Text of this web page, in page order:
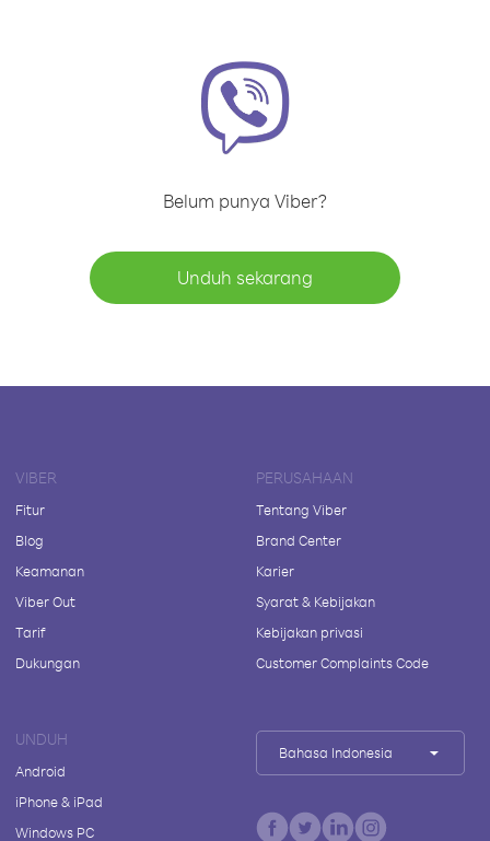
Belum punya Viber?
Unduh sekarang
VIBER
Fitur
Blog
Keamanan
Viber Out
Tarif
Dukungan
PERUSAHAAN
Tentang Viber
Brand Center
Karier
Syarat & Kebijakan
Kebijakan privasi
Customer Complaints Code
UNDUH
Android
iPhone & iPad
Windows PC
Bahasa Indonesia